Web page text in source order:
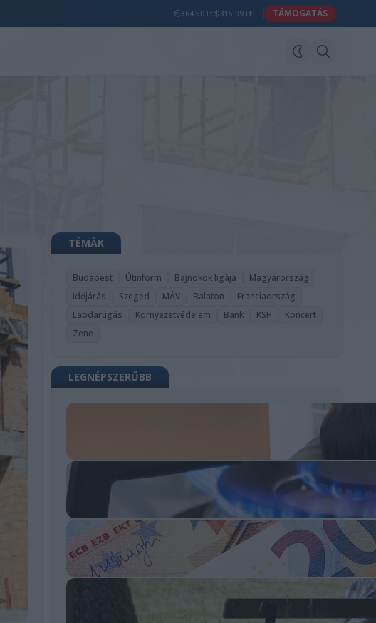
364.50 Ft 315.99 Ft TÁMOGATÁS
TÉMÁK
Budapest Útinform Bajnokok ligája
Magyarország
Időjárás
Szeged MÁV Balaton
Franciaország
Labdarúgás
Környezetvédelem Bank KSH
Koncert
Zene
LEGNÉPSZERŰBB